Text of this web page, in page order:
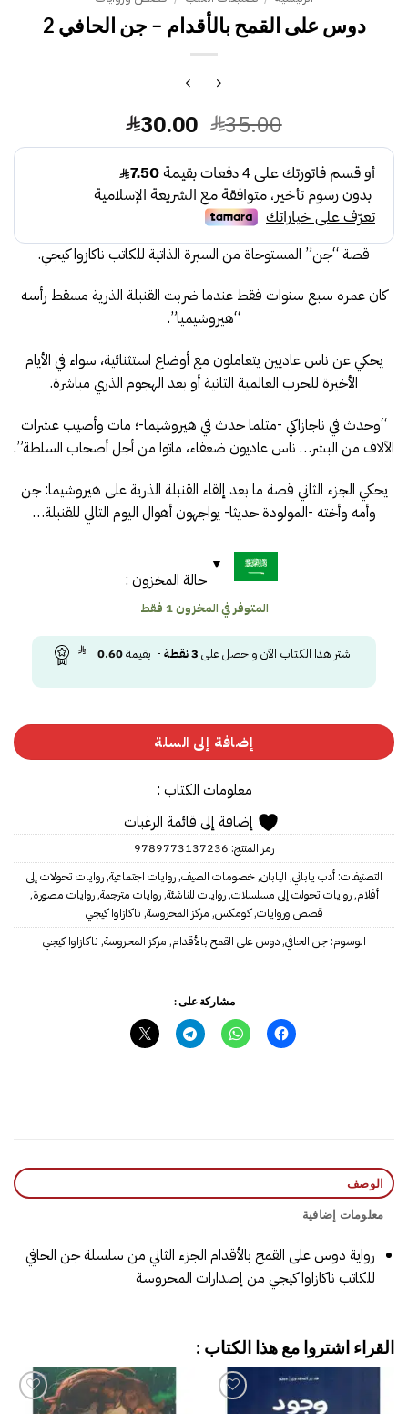
دوس على القمح بالأقدام – جن الحافي 2
35.00 السعر
الأصلي
هو:
35.00.
30.00 السعر
الحالي
هو:
30.00.
قصة “جن” المستوحاة من السيرة الذاتية للكاتب ناكازوا كيجي.
كان عمره سبع سنوات فقط عندما ضربت القنبلة الذرية مسقط رأسه
“هيروشيميا”.
يحكي عن ناس عاديين يتعاملون مع أوضاع استثنائية، سواء في الأيام
الأخيرة للحرب العالمية الثانية أو بعد الهجوم الذري مباشرة.
“وحدث في ناجازاكي -مثلما حدث في هيروشيما-؛ مات وأصيب عشرات
الآلاف من البشر… ناس عاديون ضعفاء، ماتوا من أجل أصحاب السلطة”.
يحكي الجزء الثاني قصة ما بعد إلقاء القنبلة الذرية على هيروشيما: جن
وأمه وأخته -المولودة حديثا- يواجهون أهوال اليوم التالي للقنبلة…
حالة المخزون :
المتوفر في المخزون 1 فقط
اشتر هذا الكتاب الآن واحصل على 3نقطة- بقيمة0.60
إضافة إلى السلة
معلومات الكتاب :
إضافة إلى قائمة الرغبات
رمز المنتج: 9789773137236
التصنيفات:أدب ياباني, اليابان,خصومات الصيف,روايات اجتماعية,روايات تحولات إلى
أفلام,روايات تحولت إلى مسلسلات,روايات للناشئة,روايات مترجمة,روايات مصورة,
قصص وروايات,كومكس, مركز المحروسة, ناكازاوا كيجي
الوسوم:جن الحافي,دوس على القمح بالأقدام, مركز المحروسة, ناكازاوا كيجي
مشاركة على :
الوصف
معلومات إضافية
رواية دوس على القمح بالأقدام الجزء الثاني من سلسلة جن الحافي
للكاتب ناكازاوا كيجي من إصدارات المحروسة
القراء اشتروا مع هذا الكتاب :